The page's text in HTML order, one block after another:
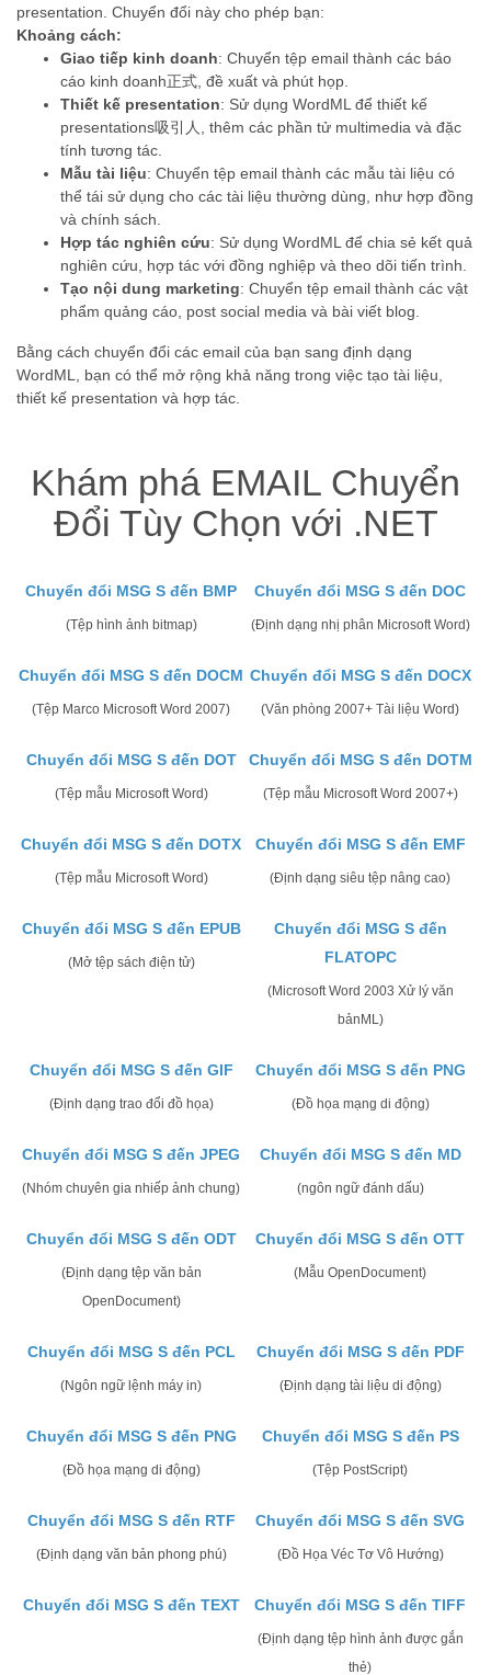
presentation. Chuyển đổi này cho phép bạn:
Khoảng cách:
Giao tiếp kinh doanh: Chuyển tệp email thành các báo
cáo kinh doanh正式, đề xuất và phút họp.
Thiết kế presentation: Sử dụng WordML để thiết kế
presentations吸引人, thêm các phần tử multimedia và đặc
tính tương tác.
Mẫu tài liệu: Chuyển tệp email thành các mẫu tài liệu có
thể tái sử dụng cho các tài liệu thường dùng, như hợp đồng
và chính sách.
Hợp tác nghiên cứu: Sử dụng WordML để chia sẻ kết quả
nghiên cứu, hợp tác với đồng nghiệp và theo dõi tiến trình.
Tạo nội dung marketing: Chuyển tệp email thành các vật
phẩm quảng cáo, post social media và bài viết blog.
Bằng cách chuyển đổi các email của bạn sang định dạng
WordML, bạn có thể mở rộng khả năng trong việc tạo tài liệu,
thiết kế presentation và hợp tác.
Khám phá EMAIL Chuyển
Đổi Tùy Chọn với .NET
Chuyển đổi MSG S đến BMP
(Tệp hình ảnh bitmap)
Chuyển đổi MSG S đến DOC
(Định dạng nhị phân Microsoft Word)
Chuyển đổi MSG S đến DOCM
(Tệp Marco Microsoft Word 2007)
Chuyển đổi MSG S đến DOCX
(Văn phòng 2007+ Tài liệu Word)
Chuyển đổi MSG S đến DOT
(Tệp mẫu Microsoft Word)
Chuyển đổi MSG S đến DOTM
(Tệp mẫu Microsoft Word 2007+)
Chuyển đổi MSG S đến DOTX
(Tệp mẫu Microsoft Word)
Chuyển đổi MSG S đến EMF
(Định dạng siêu tệp nâng cao)
Chuyển đổi MSG S đến EPUB
(Mở tệp sách điện tử)
Chuyển đổi MSG S đến
FLATOPC
(Microsoft Word 2003 Xử lý văn
bảnML)
Chuyển đổi MSG S đến GIF
(Định dạng trao đổi đồ họa)
Chuyển đổi MSG S đến PNG
(Đồ họa mạng di động)
Chuyển đổi MSG S đến JPEG
(Nhóm chuyên gia nhiếp ảnh chung)
Chuyển đổi MSG S đến MD
(ngôn ngữ đánh dấu)
Chuyển đổi MSG S đến ODT
(Định dạng tệp văn bản
OpenDocument)
Chuyển đổi MSG S đến OTT
(Mẫu OpenDocument)
Chuyển đổi MSG S đến PCL
(Ngôn ngữ lệnh máy in)
Chuyển đổi MSG S đến PDF
(Định dạng tài liệu di động)
Chuyển đổi MSG S đến PNG
(Đồ họa mạng di động)
Chuyển đổi MSG S đến PS
(Tệp PostScript)
Chuyển đổi MSG S đến RTF
(Định dạng văn bản phong phú)
Chuyển đổi MSG S đến SVG
(Đồ Họa Véc Tơ Vô Hướng)
Chuyển đổi MSG S đến TEXT Chuyển đổi MSG S đến TIFF
(Định dạng tệp hình ảnh được gắn
thẻ)